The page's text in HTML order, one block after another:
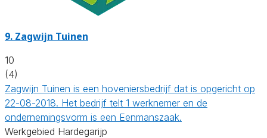
9. Zagwijn Tuinen
10
(4)
Zagwijn Tuinen is een hoveniersbedrijf dat is opgericht op
22-08-2018. Het bedrijf telt 1 werknemer en de
ondernemingsvorm is een Eenmanszaak.
Werkgebied Hardegarijp